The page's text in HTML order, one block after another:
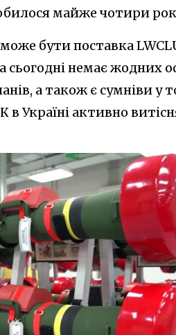
майже чотири
бути поставка
немає жодних
а також є сумніви у
в Україні активно